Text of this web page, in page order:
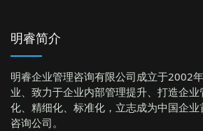
明睿简介
明睿企业管理咨询有限公司成立于2002
业、致力于企业内部管理提升、打造企
化、精细化、标准化，立志成为中国企
咨询公司。